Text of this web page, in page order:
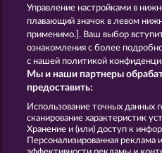
Заявление о
О компании
Отправить
Управление настройками в
плавающий значок в левом
применимо.]. Ваш выбор
ознакомления с более
с нашей политикой
Мы и наши партнеры
предоставить:
Использование точных данных
сканирование характеристик
Хранение и (или) доступ к
Персонализированная реклама